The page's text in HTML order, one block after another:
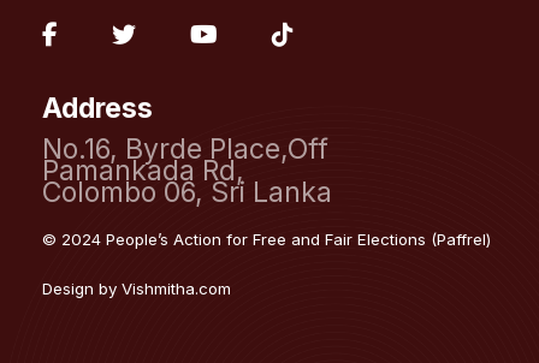
facebook-
f
fab
twitter
fab
Address
No.16, Byrde Place,Off
Pamankada Rd,
Colombo 06, Sri Lanka
© 2024 People’s Action for Free and Fair Elections (Paffrel)
Design by Vishmitha.com